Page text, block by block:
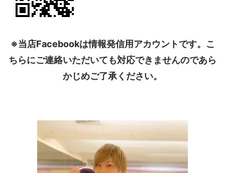
※当店Facebookは情報発信用アカウントです。こ
ちらにご連絡いただいても対応できませんのであら
かじめご了承ください。